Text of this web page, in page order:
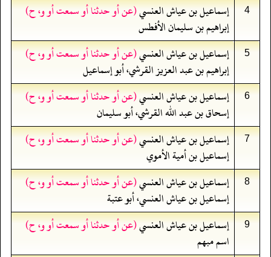
4 إسماعيل بن عياش العنسي(عن أو حدثنا أو سمعت أو و، ح)
إبراهيم بن سليمان الأفطس
5 إسماعيل بن عياش العنسي(عن أو حدثنا أو سمعت أو و، ح)
إبراهيم بن عبد العزيز القرشي، أبو إسماعيل
6 إسماعيل بن عياش العنسي(عن أو حدثنا أو سمعت أو و، ح)
إسحاق بن عبد الله القرشي، أبو سليمان
7 إسماعيل بن عياش العنسي(عن أو حدثنا أو سمعت أو و، ح)
إسماعيل بن أمية الأموي
8 إسماعيل بن عياش العنسي(عن أو حدثنا أو سمعت أو و، ح)
إسماعيل بن عياش العنسي، أبو عتبة
9 إسماعيل بن عياش العنسي(عن أو حدثنا أو سمعت أو و، ح)
اسم مبهم